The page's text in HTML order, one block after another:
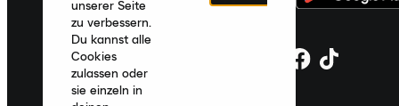
unserer Seite
zu verbessern.
Du kannst alle
Cookies
zulassen oder
sie einzeln in